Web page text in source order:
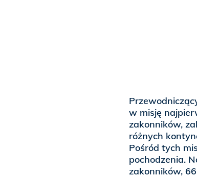
w misję
zakonników,
różnych
Pośród tych
pochodzenia.
zakonników,